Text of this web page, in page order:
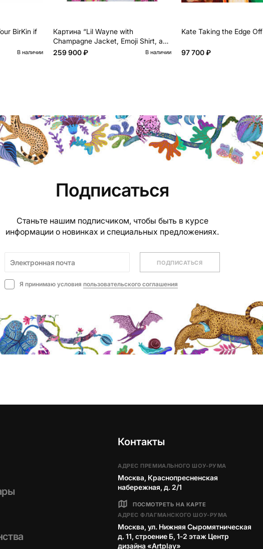
BirKin if
В наличии
Картина “Lil Wayne with
Champagne Jacket, Emoji Shirt, and
Lips Background”
259 900 ₽ В наличии
Kate Taking the Edge Off
97 700 ₽
Подписаться
Станьте нашим подписчиком, чтобы быть в курсе
информации о новинках и специальных предложениях.
ПОДПИСАТЬСЯ
Я принимаю условия пользовательского соглашения
Контакты
АДРЕС ПРЕМИАЛЬНОГО ШОУ-РУМА
Москва, Краснопресненская
набережная, д. 2/1
ПОСМОТРЕТЬ НА КАРТЕ
АДРЕС ФЛАГМАНСКОГО ШОУ-РУМА
Москва, ул. Нижняя Сыромятническая
д. 11, строение Б, 1‑2 этаж Центр
дизайна «Artplay»